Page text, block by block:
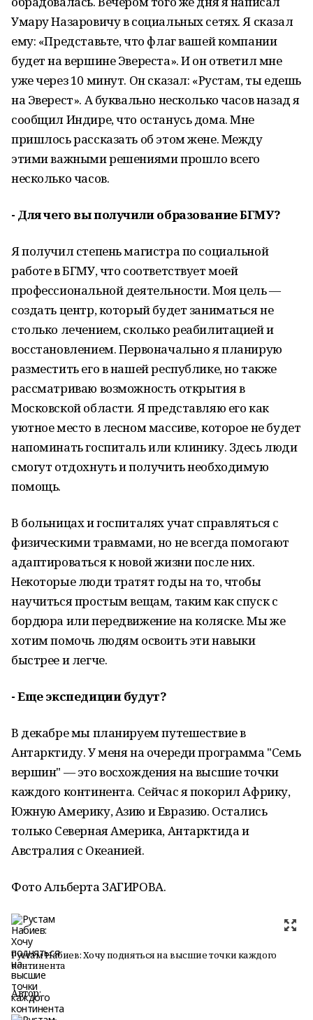
Умару Назаровичу в социальных сетях. Я сказал
ему: «Представьте, что флаг вашей компании
будет на вершине Эвереста». И он ответил мне
уже через 10 минут. Он сказал: «Рустам, ты едешь
на Эверест». А буквально несколько часов назад я
сообщил Индире, что останусь дома. Мне
пришлось рассказать об этом жене. Между
этими важными решениями прошло всего
несколько часов.
- Для чего вы получили образование БГМУ?
Я получил степень магистра по социальной
работе в БГМУ, что соответствует моей
профессиональной деятельности. Моя цель —
создать центр, который будет заниматься не
столько лечением, сколько реабилитацией и
восстановлением. Первоначально я планирую
разместить его в нашей республике, но также
рассматриваю возможность открытия в
Московской области. Я представляю его как
уютное место в лесном массиве, которое не будет
напоминать госпиталь или клинику. Здесь люди
смогут отдохнуть и получить необходимую
помощь.
В больницах и госпиталях учат справляться с
физическими травмами, но не всегда помогают
адаптироваться к новой жизни после них.
Некоторые люди тратят годы на то, чтобы
научиться простым вещам, таким как спуск с
бордюра или передвижение на коляске. Мы же
хотим помочь людям освоить эти навыки
быстрее и легче.
- Еще экспедиции будут?
В декабре мы планируем путешествие в
Антарктиду. У меня на очереди программа "Семь
вершин" — это восхождения на высшие точки
каждого континента. Сейчас я покорил Африку,
Южную Америку, Азию и Евразию. Остались
только Северная Америка, Антарктида и
Австралия с Океанией.
Фото Альберта ЗАГИРОВА.
Рустам Набиев: Хочу подняться на высшие точки каждого
континента
Автор: